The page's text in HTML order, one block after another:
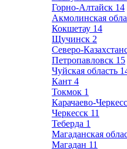
Горно-Алтайск 14
Акмолинская
Кокшетау 14
Щучинск 2
Северо-
Петропавловск 15
Чуйская область
Кант 4
Токмок 1
Карачаево-
Черкесск 11
Теберда 1
Магаданская
Магадан 11